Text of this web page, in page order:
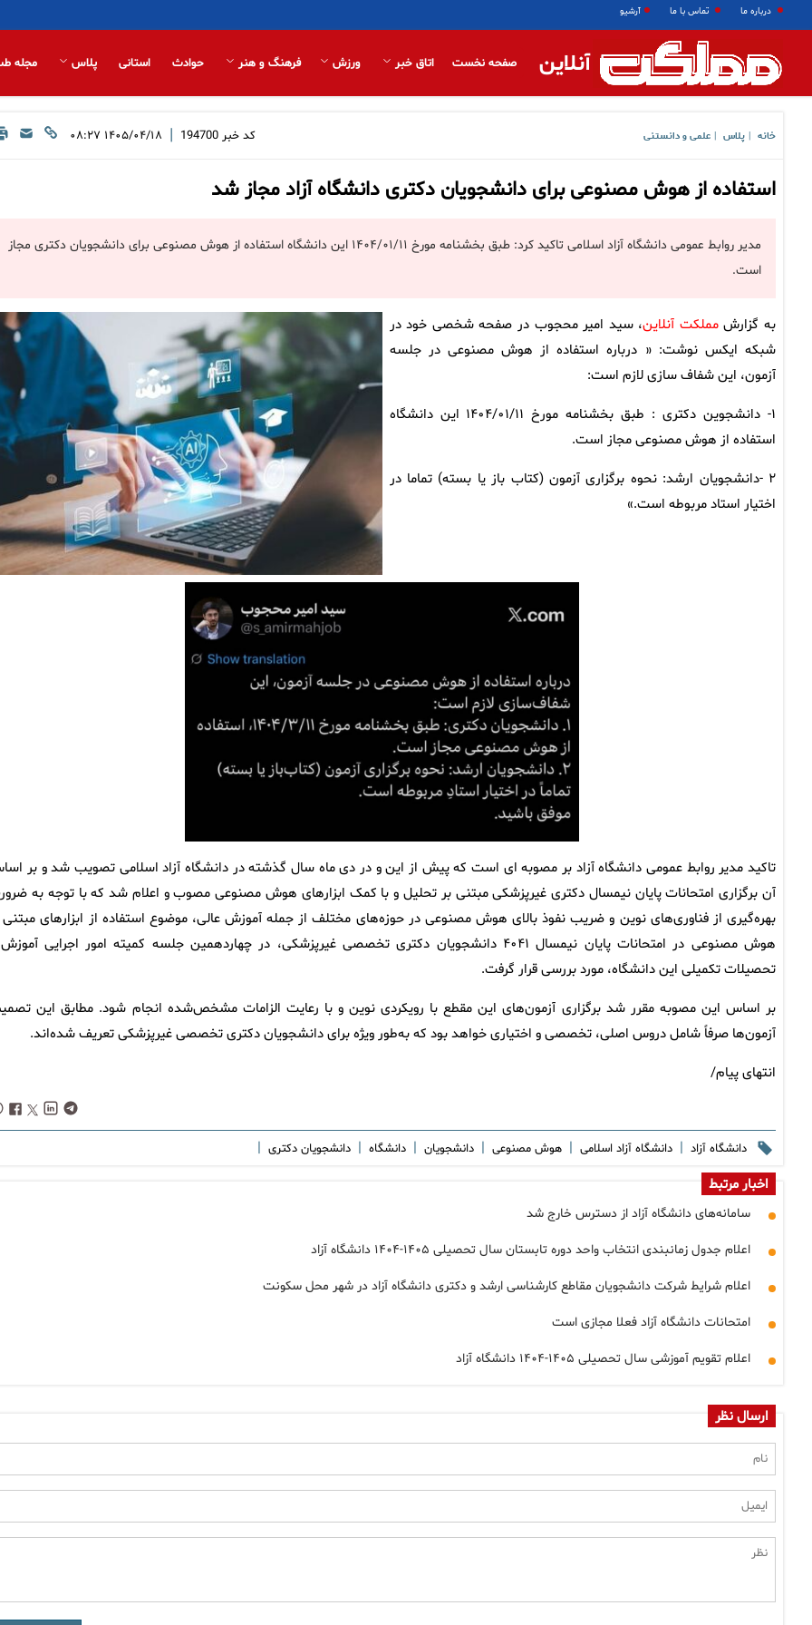
درباره ما تماس با ما آرشیو
آنلاین صفحه نخست اتاق خبر ورزش فرهنگ و هنر حوادث استانی پلاس مجله
خانه پلاس علمی و دانستنی کد خبر 194700
| ۱۴۰۵/۰۴/۱۸ ۰۸:۲۷
استفاده از هوش مصنوعی برای دانشجویان دکتری دانشگاه آزاد مجاز شد
مدیر روابط عمومی دانشگاه آزاد اسلامی تاکید کرد: طبق بخشنامه مورخ ۱۴۰۴/۰۱/۱۱ این دانشگاه استفاده از هوش مصنوعی برای دانشجویان دکتری مجاز
است.
به گزارشمملکت آنلاین، سید امیر محجوب در صفحه شخصی خود در
شبکه ایکس نوشت: « درباره استفاده از هوش مصنوعی در جلسه
آزمون، این شفاف سازی لازم است:
۱- دانشجوین دکتری : طبق بخشنامه مورخ ۱۴۰۴/۰۱/۱۱ این دانشگاه
استفاده از هوش مصنوعی مجاز است.
۲ -دانشجویان ارشد: نحوه برگزاری آزمون (کتاب باز یا بسته) تماما در
اختیار استاد مربوطه است.»
تاکید مدیر روابط عمومی دانشگاه آزاد بر مصوبه ای است که پیش از این و در دی ماه سال گذشته در دانشگاه آزاد اسلامی تصویب شد و بر
آن برگزاری امتحانات پایان نیمسال دکتری غیرپزشکی مبتنی بر تحلیل و با کمک ابزارهای هوش مصنوعی مصوب و اعلام شد که با توجه به
بهره‌گیری از فناوری‌های نوین و ضریب نفوذ بالای هوش مصنوعی در حوزه‌های مختلف از جمله آموزش عالی، موضوع استفاده از ابزارهای مبتنی
هوش مصنوعی در امتحانات پایان نیمسال ۴۰۴۱ دانشجویان دکتری تخصصی غیرپزشکی، در چهاردهمین جلسه کمیته امور اجرایی
تحصیلات تکمیلی این دانشگاه، مورد بررسی قرار گرفت.
بر اساس این مصوبه مقرر شد برگزاری آزمون‌های این مقطع با رویکردی نوین و با رعایت الزامات مشخص‌شده انجام شود. مطابق این
آزمون‌ها صرفاً شامل دروس اصلی، تخصصی و اختیاری خواهد بود که به‌طور ویژه برای دانشجویان دکتری تخصصی غیرپزشکی تعریف شده‌اند.
انتهای پیام/
دانشگاه آزاد | دانشگاه آزاد اسلامی | هوش مصنوعی | دانشجویان | دانشگاه | دانشجویان دکتری |
اخبار مرتبط
سامانه‌های دانشگاه آزاد از دسترس خارج شد
اعلام جدول زمانبندی انتخاب واحد دوره تابستان سال تحصیلی ۱۴۰۵-۱۴۰۴ دانشگاه آزاد
اعلام شرایط شرکت دانشجویان مقاطع کارشناسی ارشد و دکتری دانشگاه آزاد در شهر محل سکونت
امتحانات دانشگاه آزاد فعلا مجازی است
اعلام تقویم آموزشی سال تحصیلی ۱۴۰۵-۱۴۰۴ دانشگاه آزاد
ارسال نظر